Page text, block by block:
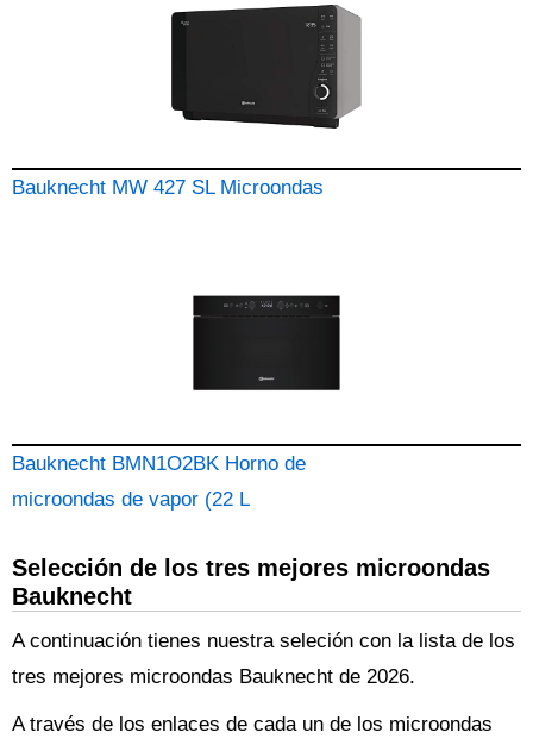
Bauknecht MW 427 SL Microondas
Bauknecht BMN1O2BK Horno de
microondas de vapor (22 L
Selección de los tres mejores microondas
Bauknecht
A continuación tienes nuestra seleción con la lista de los
tres mejores microondas Bauknecht de 2026.
A través de los enlaces de cada un de los microondas